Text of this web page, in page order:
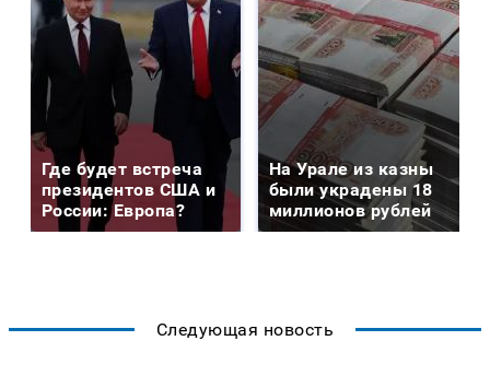
Где будет встреча
президентов США и
России: Европа?
На Урале из казны
были украдены 18
миллионов рублей
Следующая новость